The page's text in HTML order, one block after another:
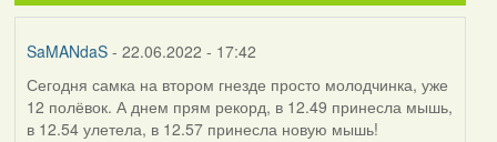
SaMANdaS- 22.06.2022 - 17:42
Сегодня самка на втором гнезде просто молодчинка, уже
12 полёвок. А днем прям рекорд, в 12.49 принесла мышь,
в 12.54 улетела, в 12.57 принесла новую мышь!